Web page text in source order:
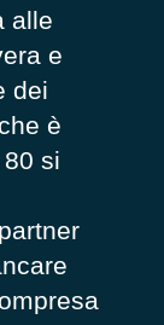
alle
e
dei
è
si